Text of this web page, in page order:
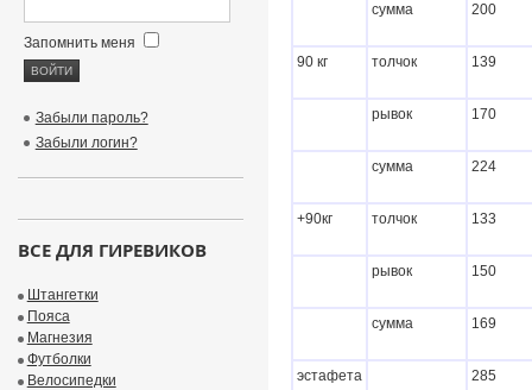
сумма 200
90 кг толчок 139
рывок 170
сумма 224
+90кг толчок 133
рывок 150
сумма 169
эстафета 285
Запомнить меня
Забыли пароль?
Забыли логин?
ВСЕ ДЛЯ ГИРЕВИКОВ
Штангетки
Пояса
Магнезия
Футболки
Велосипедки